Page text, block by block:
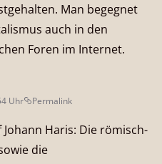
Man begegnet
auch in den
Foren im Internet.
Uhr Permalink
Haris: Die römisch-
die